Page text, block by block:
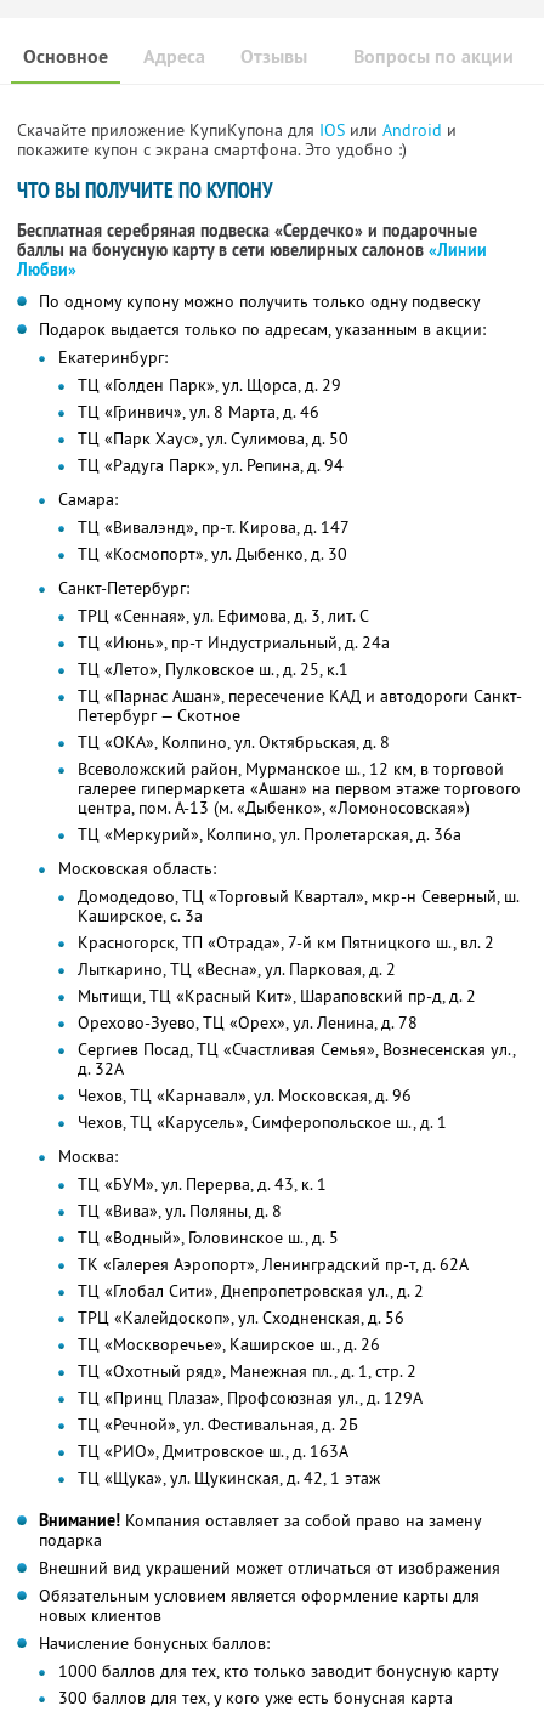
Основное Отзывы Вопросы по акции
Адреса
Скачайте приложение КупиКупона для IOS или Android и
покажите купон с экрана смартфона. Это удобно :)
ЧТО ВЫ ПОЛУЧИТЕ ПО КУПОНУ
Бесплатная серебряная подвеска «Сердечко» и подарочные
баллы на бонусную карту в сети ювелирных салонов «Линии
Любви»
По одному купону можно получить только одну подвеску
Подарок выдается только по адресам, указанным в акции:
Екатеринбург:
ТЦ «Голден Парк», ул. Щорса, д. 29
ТЦ «Гринвич», ул. 8 Марта, д. 46
ТЦ «Парк Хаус», ул. Сулимова, д. 50
ТЦ «Радуга Парк», ул. Репина, д. 94
Самара:
ТЦ «Вивалэнд», пр-т. Кирова, д. 147
ТЦ «Космопорт», ул. Дыбенко, д. 30
Санкт-Петербург:
ТРЦ «Сенная», ул. Ефимова, д. 3, лит. С
ТЦ «Июнь», пр-т Индустриальный, д. 24а
ТЦ «Лето», Пулковское ш., д. 25, к.1
ТЦ «Парнас Ашан», пересечение КАД и автодороги Санкт-
Петербург — Скотное
ТЦ «ОКА», Колпино, ул. Октябрьская, д. 8
Всеволожский район, Мурманское ш., 12 км, в торговой
галерее гипермаркета «Ашан» на первом этаже торгового
центра, пом. А-13 (м. «Дыбенко», «Ломоносовская»)
ТЦ «Меркурий», Колпино, ул. Пролетарская, д. 36а
Московская область:
Домодедово, ТЦ «Торговый Квартал», мкр-н Северный, ш.
Каширское, с. 3а
Красногорск, ТП «Отрада», 7-й км Пятницкого ш., вл. 2
Лыткарино, ТЦ «Весна», ул. Парковая, д. 2
Мытищи, ТЦ «Красный Кит», Шараповский пр-д, д. 2
Орехово-Зуево, ТЦ «Орех», ул. Ленина, д. 78
Сергиев Посад, ТЦ «Счастливая Семья», Вознесенская ул.,
д. 32А
Чехов, ТЦ «Карнавал», ул. Московская, д. 96
Чехов, ТЦ «Карусель», Симферопольское ш., д. 1
Москва:
ТЦ «БУМ», ул. Перерва, д. 43, к. 1
ТЦ «Вива», ул. Поляны, д. 8
ТЦ «Водный», Головинское ш., д. 5
ТК «Галерея Аэропорт», Ленинградский пр-т, д. 62А
ТЦ «Глобал Сити», Днепропетровская ул., д. 2
ТРЦ «Калейдоскоп», ул. Сходненская, д. 56
ТЦ «Москворечье», Каширское ш., д. 26
ТЦ «Охотный ряд», Манежная пл., д. 1, стр. 2
ТЦ «Принц Плаза», Профсоюзная ул., д. 129А
ТЦ «Речной», ул. Фестивальная, д. 2Б
ТЦ «РИО», Дмитровское ш., д. 163A
ТЦ «Щука», ул. Щукинская, д. 42, 1 этаж
Внимание! Компания оставляет за собой право на замену
подарка
Внешний вид украшений может отличаться от изображения
Обязательным условием является оформление карты для
новых клиентов
Начисление бонусных баллов:
1000 баллов для тех, кто только заводит бонусную карту
300 баллов для тех, у кого уже есть бонусная карта